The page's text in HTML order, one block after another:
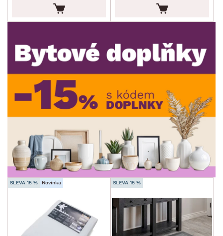
ROZMĚRY
min. cm max. cm
min. cm max.
min. cm max. cm
STYL
SKLADOVOST
SLEVA 15 % Novinka SLEVA 15 %